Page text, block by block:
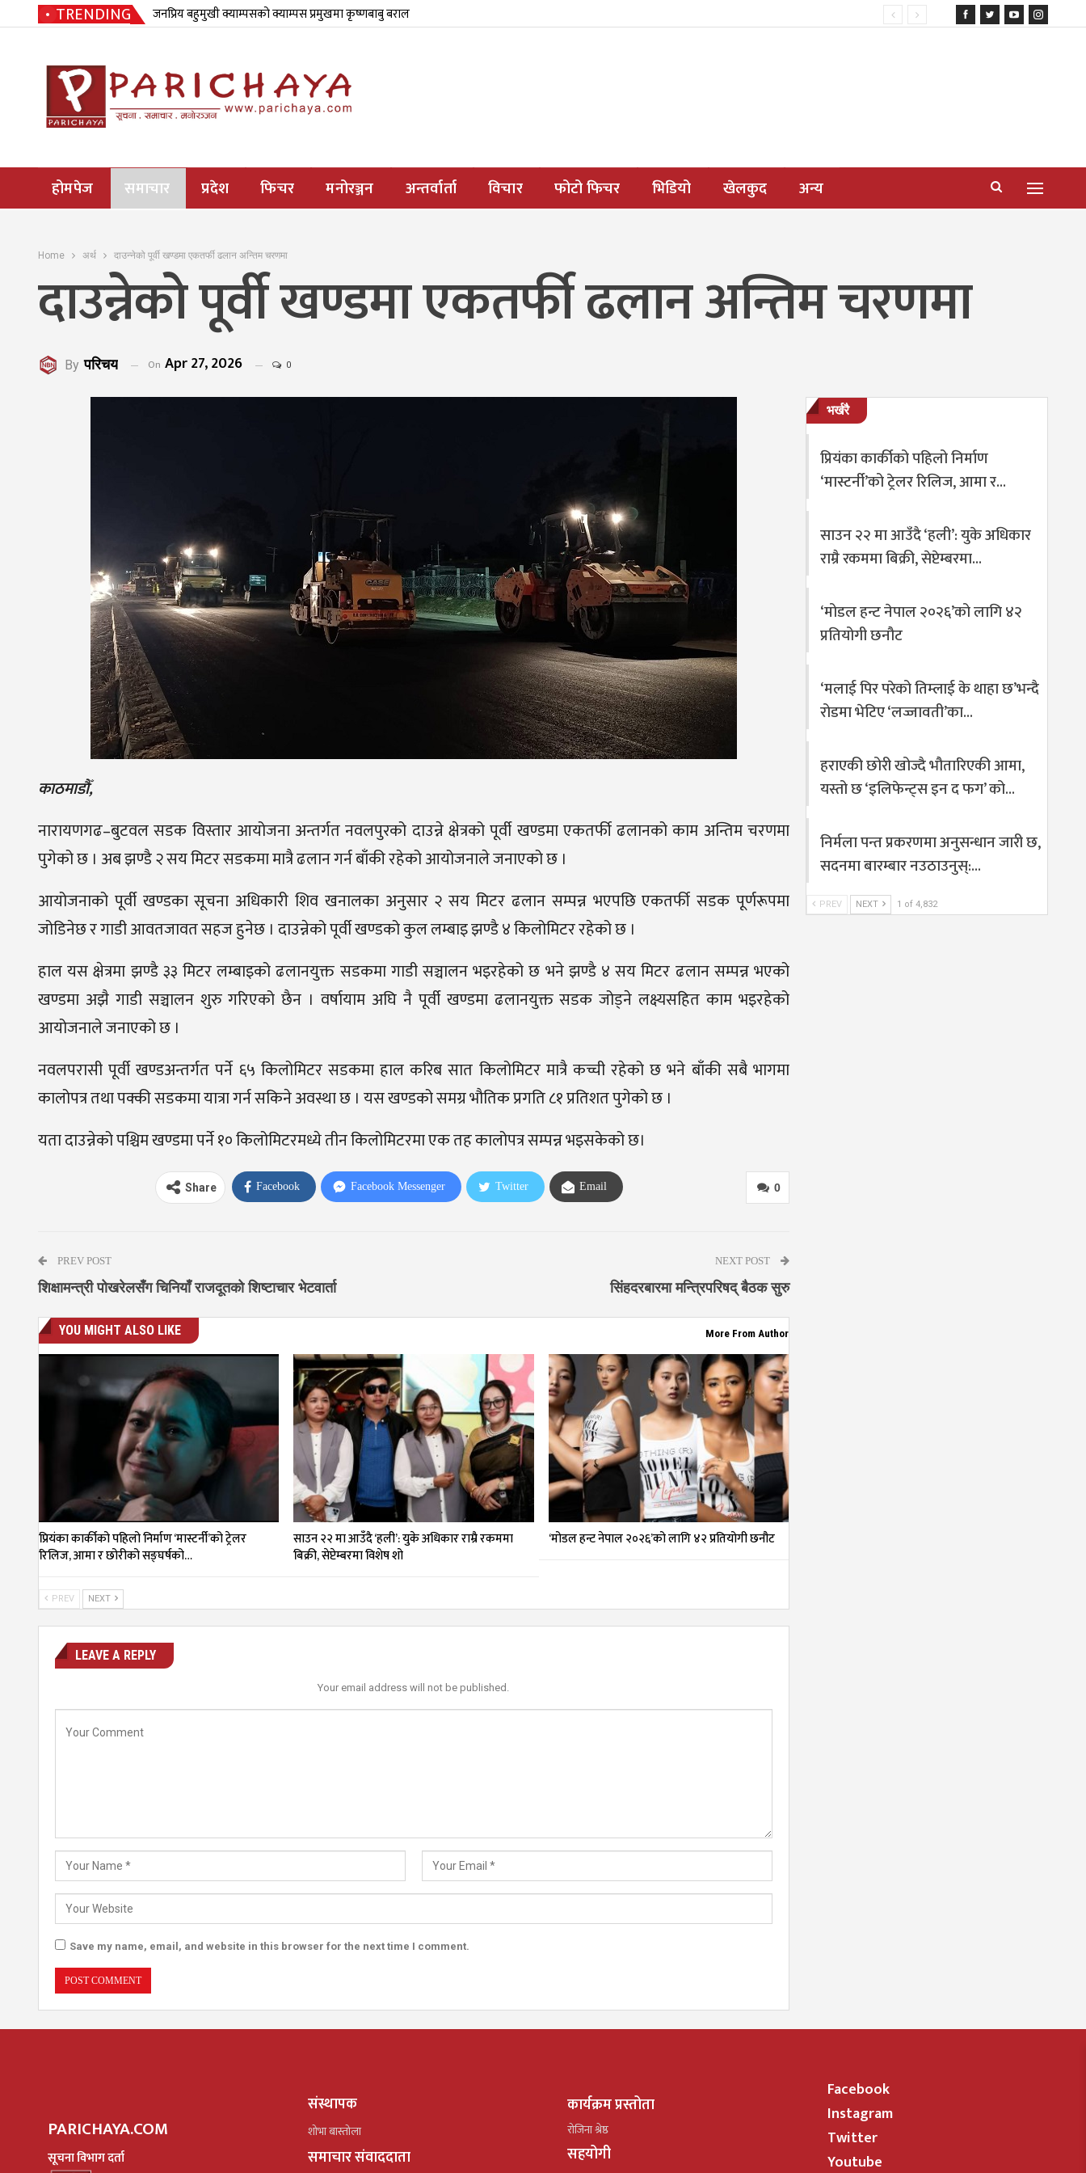
TRENDING जनप्रिय बहुमुखी क्याम्पसको क्याम्पस प्रमुखमा कृष्णबाबु बराल
होमपेज समाचार प्रदेश फिचर मनोरञ्जन अन्तर्वार्ता विचार फोटो फिचर भिडियो खेलकुद अन्य
Home अर्थ दाउन्नेको पूर्वी खण्डमा एकतर्फी ढलान अन्तिम चरणमा
दाउन्नेको पूर्वी खण्डमा एकतर्फी ढलान अन्तिम चरणमा
By परिचय On Apr 27, 2026 0
काठमाडौँ,
नारायणगढ–बुटवल सडक विस्तार आयोजना अन्तर्गत नवलपुरको दाउन्ने क्षेत्रको पूर्वी खण्डमा एकतर्फी ढलानको काम अन्तिम चरणमा
पुगेको छ । अब झण्डै २ सय मिटर सडकमा मात्रै ढलान गर्न बाँकी रहेको आयोजनाले जनाएको छ ।
आयोजनाको पूर्वी खण्डका सूचना अधिकारी शिव खनालका अनुसार २ सय मिटर ढलान सम्पन्न भएपछि एकतर्फी सडक पूर्णरूपमा
जोडिनेछ र गाडी आवतजावत सहज हुनेछ । दाउन्नेको पूर्वी खण्डको कुल लम्बाइ झण्डै ४ किलोमिटर रहेको छ ।
हाल यस क्षेत्रमा झण्डै ३३ मिटर लम्बाइको ढलानयुक्त सडकमा गाडी सञ्चालन भइरहेको छ भने झण्डै ४ सय मिटर ढलान सम्पन्न भएको
खण्डमा अझै गाडी सञ्चालन शुरु गरिएको छैन । वर्षायाम अघि नै पूर्वी खण्डमा ढलानयुक्त सडक जोड्ने लक्ष्यसहित काम भइरहेको
आयोजनाले जनाएको छ ।
नवलपरासी पूर्वी खण्डअन्तर्गत पर्ने ६५ किलोमिटर सडकमा हाल करिब सात किलोमिटर मात्रै कच्ची रहेको छ भने बाँकी सबै भागमा
कालोपत्र तथा पक्की सडकमा यात्रा गर्न सकिने अवस्था छ । यस खण्डको समग्र भौतिक प्रगति ८१ प्रतिशत पुगेको छ ।
यता दाउन्नेको पश्चिम खण्डमा पर्ने १० किलोमिटरमध्ये तीन किलोमिटरमा एक तह कालोपत्र सम्पन्न भइसकेको छ।
0
Share Facebook Facebook Messenger Twitter Email
PREV POST
शिक्षामन्त्री पोखरेलसँग चिनियाँ राजदूतको शिष्टाचार भेटवार्ता
NEXT POST
सिंहदरबारमा मन्त्रिपरिषद् बैठक सुरु
YOU MIGHT ALSO LIKE More From Author
प्रियंका कार्कीको पहिलो निर्माण ‘मास्टर्नी’को ट्रेलर
रिलिज, आमा र छोरीको सङ्घर्षको…
साउन २२ मा आउँदै ‘हली’: युके अधिकार राम्रै रकममा
बिक्री, सेप्टेम्बरमा विशेष शो
‘मोडल हन्ट नेपाल २०२६’को लागि ४२ प्रतियोगी छनौट
PREV NEXT
LEAVE A REPLY
Your email address will not be published.
Save my name, email, and website in this browser for the next time I comment.
भर्खरै
प्रियंका कार्कीको पहिलो निर्माण
‘मास्टर्नी’को ट्रेलर रिलिज, आमा र…
साउन २२ मा आउँदै ‘हली’: युके अधिकार
राम्रै रकममा बिक्री, सेप्टेम्बरमा…
‘मोडल हन्ट नेपाल २०२६’को लागि ४२
प्रतियोगी छनौट
‘मलाई पिर परेको तिम्लाई के थाहा छ’भन्दै
रोडमा भेटिए ‘लज्जावती’का…
हराएकी छोरी खोज्दै भौतारिएकी आमा,
यस्तो छ ‘इलिफेन्ट्स इन द फग’ को…
निर्मला पन्त प्रकरणमा अनुसन्धान जारी छ,
सदनमा बारम्बार नउठाउनुस्:…
PREV NEXT 1 of 4,832
PARICHAYA.COM
सूचना विभाग दर्ता
संस्थापक
शोभा बास्तोला
समाचार संवाददाता
कार्यक्रम प्रस्तोता
रोजिना श्रेष्ठ
सहयोगी
Facebook
Instagram
Twitter
Youtube